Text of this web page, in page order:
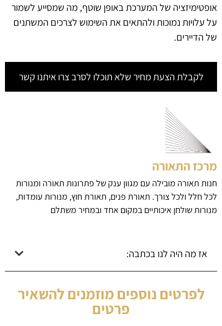
אופטימיזציה של המערכת באופן שוטף, מה שמסייע לשמור
על עלויות נמוכות ולהתאים את השימוש לצרכים המשתנים
של הדיירים.
לקבלת הצעת מחיר שלא תוכלו לסרב צרו איתנו קשר
מרכז התאורה
חנות תאורה מובילה עם מגוון ענק של פתרונות תאורה ומנורות
לכל חלל ולכל צורך. תאורת פנים, תאורת חוץ, מנורות עומדות,
מנורות שולחן איכותיים במקום אחד ובמחיר משתלם
אז מה היה לנו בכתבה:
לפרטים נוספים מוזמנים להשאיר
פרטים